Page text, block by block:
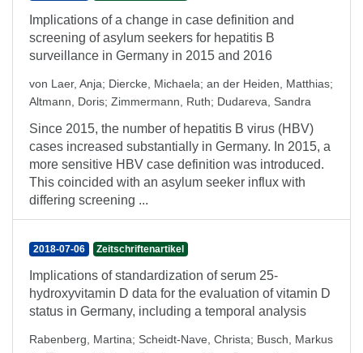
Implications of a change in case definition and
screening of asylum seekers for hepatitis B
surveillance in Germany in 2015 and 2016
von Laer, Anja; Diercke, Michaela; an der Heiden, Matthias;
Altmann, Doris; Zimmermann, Ruth; Dudareva, Sandra
Since 2015, the number of hepatitis B virus (HBV)
cases increased substantially in Germany. In 2015, a
more sensitive HBV case definition was introduced.
This coincided with an asylum seeker influx with
differing screening ...
2018-07-06 Zeitschriftenartikel
Implications of standardization of serum 25-
hydroxyvitamin D data for the evaluation of vitamin D
status in Germany, including a temporal analysis
Rabenberg, Martina; Scheidt-Nave, Christa; Busch, Markus